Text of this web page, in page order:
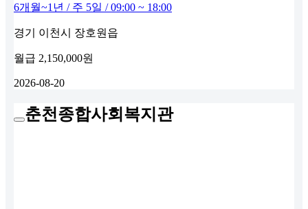
6개월~1년 / 주 5일 / 09:00 ~ 18:00
경기 이천시 장호원읍
월급 2,150,000원
2026-08-20
춘천종합사회복지관